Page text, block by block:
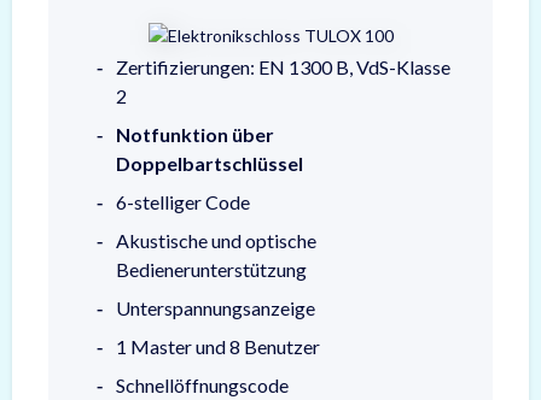
Zertifizierungen: EN 1300 B, VdS-Klasse
2
Notfunktion über
Doppelbartschlüssel
6-stelliger Code
Akustische und optische
Bedienerunterstützung
Unterspannungsanzeige
1 Master und 8 Benutzer
Schnellöffnungscode